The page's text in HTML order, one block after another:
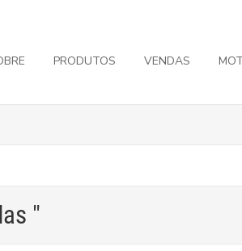
PRODUTOS VENDAS
"